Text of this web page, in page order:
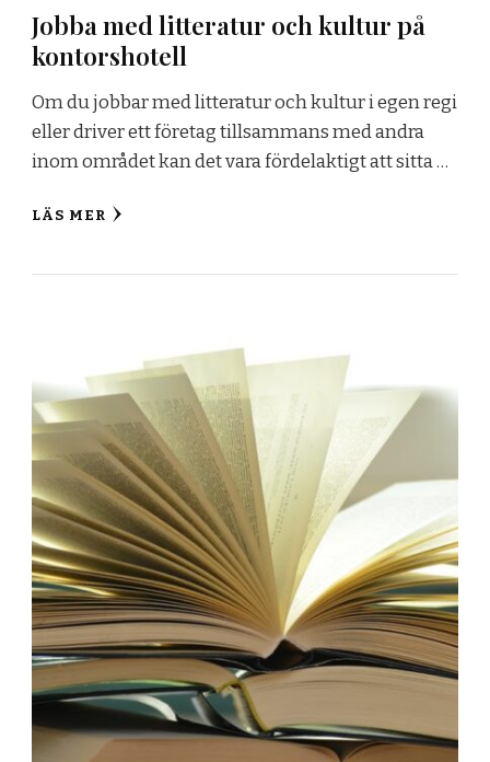
Jobba med litteratur och kultur på
kontorshotell
Om du jobbar med litteratur och kultur i egen regi
eller driver ett företag tillsammans med andra
inom området kan det vara fördelaktigt att sitta …
LÄS MER